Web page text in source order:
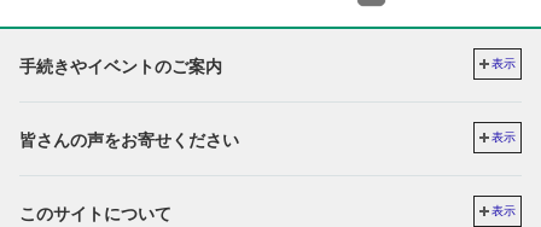
手続きやイベントのご案内 表示
皆さんの声をお寄せください 表示
このサイトについて 表示